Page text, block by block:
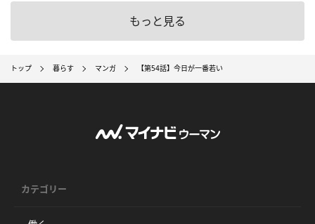
もっと見る
トップ 暮らす マンガ 【第54話】今日が一番若い
カテゴリー